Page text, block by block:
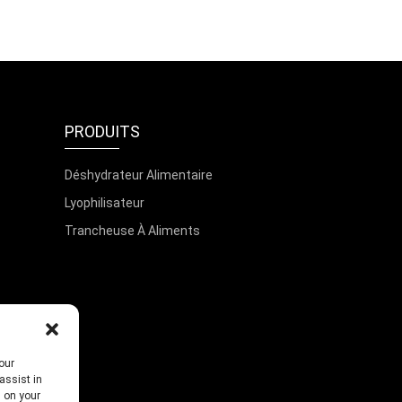
PRODUITS
Déshydrateur Alimentaire
Lyophilisateur
Trancheuse À Aliments
in
on your